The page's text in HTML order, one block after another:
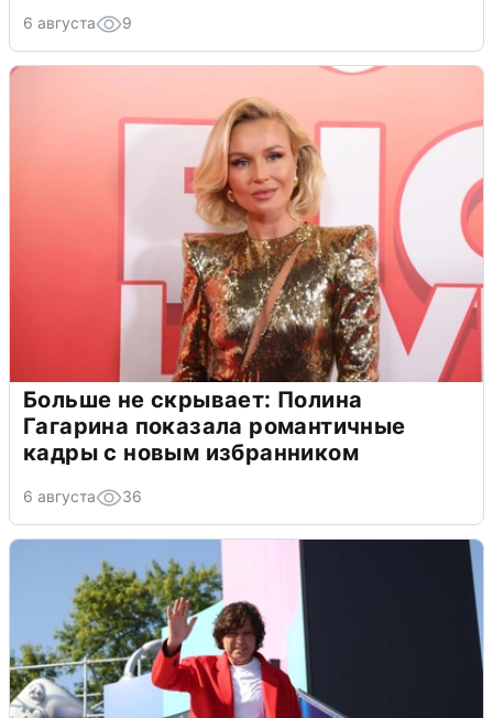
6 августа 9
Больше не скрывает: Полина
Гагарина показала романтичные
кадры с новым избранником
6 августа 36